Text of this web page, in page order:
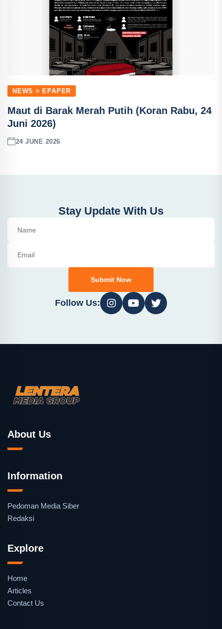
NEWS > EPAPER
Maut di Barak Merah Putih (Koran Rabu, 24
Juni 2026)
24 JUNE 2026
Stay Update With Us
Submit Now
Follow Us:
About Us
Information
Pedoman Media Siber
Redaksi
Explore
Home
Articles
Contact Us